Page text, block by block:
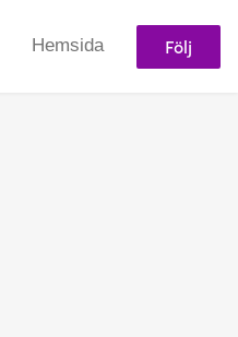
Hemsida Följ